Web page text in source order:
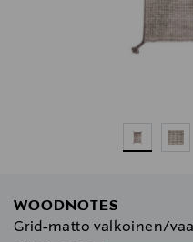
WOODNOTES
Grid-matto valkoinen/